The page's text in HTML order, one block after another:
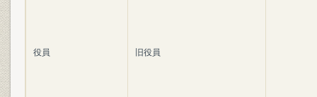
役員 旧役員